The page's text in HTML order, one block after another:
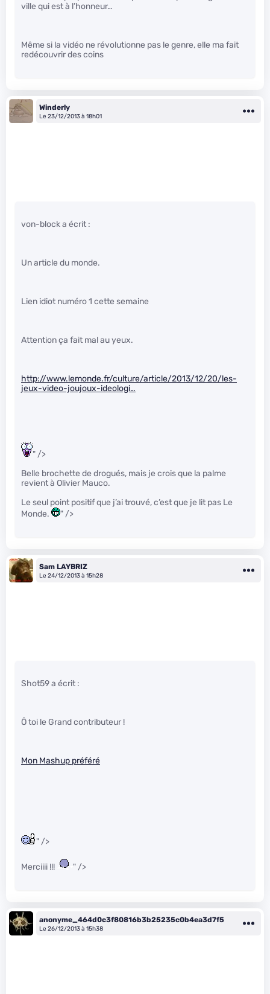
ville qui est à l’honneur…
Même si la vidéo ne révolutionne pas le genre, elle ma fait
redécouvrir des coins
Winderly
Le 23/12/2013 à 18h01
von-block a écrit :
Un article du monde.
Lien idiot numéro 1 cette semaine
Attention ça fait mal au yeux.
http://www.lemonde.fr/culture/article/2013/12/20/les-
jeux-video-joujoux-ideologi…
" />
Belle brochette de drogués, mais je crois que la palme
revient à Olivier Mauco.
Le seul point positif que j’ai trouvé, c’est que je lit pas Le
Monde.
" />
Sam LAYBRIZ
Le 24/12/2013 à 15h28
Shot59 a écrit :
Ô toi le Grand contributeur !
Mon Mashup préféré
" />
Merciiii !!! " />
anonyme_464d0c3f80816b3b25235c0b4ea3d7f5
Le 26/12/2013 à 15h38